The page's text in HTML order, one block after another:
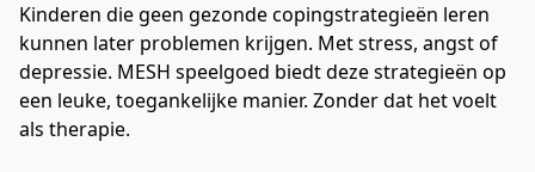
Kinderen die geen gezonde copingstrategieën leren
kunnen later problemen krijgen. Met stress, angst of
depressie. MESH speelgoed biedt deze strategieën op
een leuke, toegankelijke manier. Zonder dat het voelt
als therapie.